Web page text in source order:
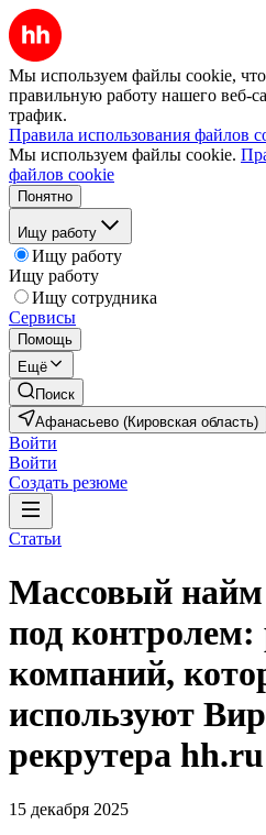
Мы используем файлы cookie,
правильную работу нашего веб-
трафик.
Правила использования файлов
Мы используем файлы cookie.
файлов cookie
Понятно
Ищу работу
Ищу работу
Ищу работу
Ищу сотрудника
Сервисы
Помощь
Ещё
Поиск
Афанасьево (Кировская область)
Войти
Войти
Создать резюме
Статьи
Массовый найм
под контролем:
компаний,
используют
рекрутера hh.ru
15 декабря 2025